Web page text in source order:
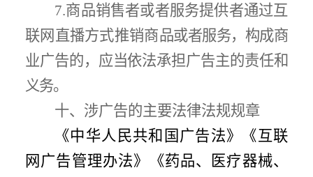
7.商品销售者或者服务提供者通过互
联网直播方式推销商品或者服务，构成商
业广告的，应当依法承担广告主的责任和
义务。
十、涉广告的主要法律法规规章
《中华人民共和国广告法》
《互联
网广告管理办法》《药品、医疗器械、